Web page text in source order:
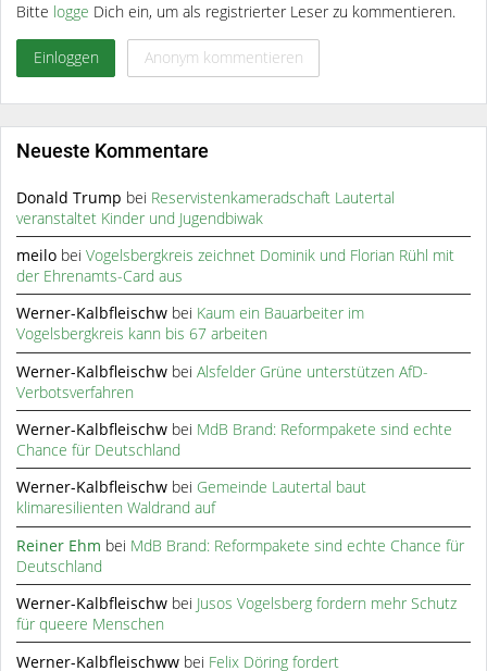
Bitte logge Dich ein, um als registrierter Leser zu kommentieren.
Einloggen Anonym kommentieren
Neueste Kommentare
Donald Trump bei Reservistenkameradschaft Lautertal
veranstaltet Kinder und Jugendbiwak
meilo beiVogelsbergkreis zeichnet Dominik und Florian Rühl mit
der Ehrenamts-Card aus
Werner-Kalbfleischw bei Kaum ein Bauarbeiter im
Vogelsbergkreis kann bis 67 arbeiten
Werner-Kalbfleischw beiAlsfelder Grüne unterstützen AfD-
Verbotsverfahren
Werner-Kalbfleischw bei MdB Brand: Reformpakete sind echte
Chance für Deutschland
Werner-Kalbfleischw bei Gemeinde Lautertal baut
klimaresilienten Waldrand auf
Reiner Ehm bei MdB Brand: Reformpakete sind echte Chance für
Deutschland
Werner-Kalbfleischw bei Jusos Vogelsberg fordern mehr Schutz
für queere Menschen
Werner-Kalbfleischww bei Felix Döring fordert